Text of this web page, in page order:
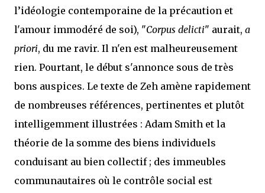
l’idéologie contemporaine de la précaution et
l'amour immodéré de soi), "Corpus delicti" aurait, a
priori, du me ravir. Il n'en est malheureusement
rien. Pourtant, le début s'annonce sous de très
bons auspices. Le texte de Zeh amène rapidement
de nombreuses références, pertinentes et plutôt
intelligemment illustrées : Adam Smith et la
théorie de la somme des biens individuels
conduisant au bien collectif ; des immeubles
communautaires où le contrôle social est